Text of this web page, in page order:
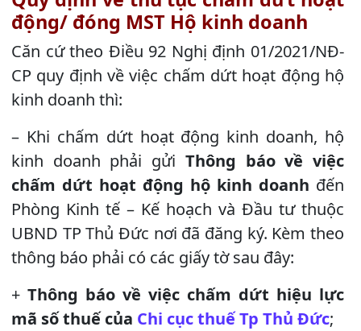
động/ đóng MST Hộ kinh doanh
Căn cứ theo Điều 92 Nghị định 01/2021/NĐ-
CP quy định về việc chấm dứt hoạt động hộ
kinh doanh thì:
– Khi chấm dứt hoạt động kinh doanh, hộ
kinh doanh phải gửi Thông báo về việc
chấm dứt hoạt động hộ kinh doanh đến
Phòng Kinh tế – Kế hoạch và Đầu tư thuộc
UBND TP Thủ Đức nơi đã đăng ký. Kèm theo
thông báo phải có các giấy tờ sau đây:
+ Thông báo về việc chấm dứt hiệu lực
mã số thuế của Chi cục thuế Tp Thủ Đức;